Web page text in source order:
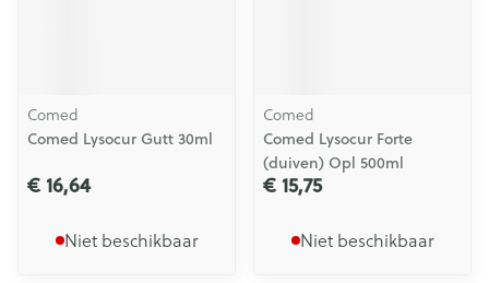
Comed
Comed Lysocur Gutt 30ml
€ 16,64
Niet beschikbaar
Comed
Comed Lysocur Forte
(duiven) Opl 500ml
€ 15,75
Niet beschikbaar